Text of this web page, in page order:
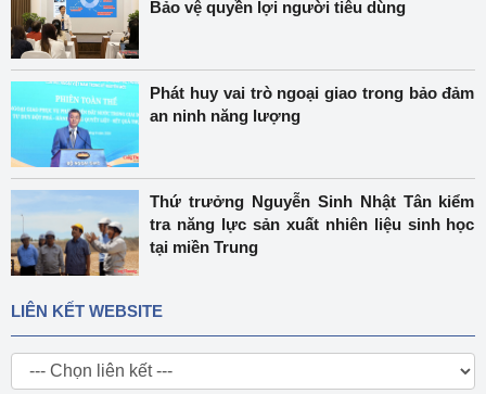
Bảo vệ quyền lợi người tiêu dùng
Phát huy vai trò ngoại giao trong bảo đảm
an ninh năng lượng
Thứ trưởng Nguyễn Sinh Nhật Tân kiểm
tra năng lực sản xuất nhiên liệu sinh học
tại miền Trung
LIÊN KẾT WEBSITE